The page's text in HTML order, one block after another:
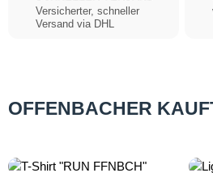
Versicherter, schneller
Versand via DHL
OFFENBACHER